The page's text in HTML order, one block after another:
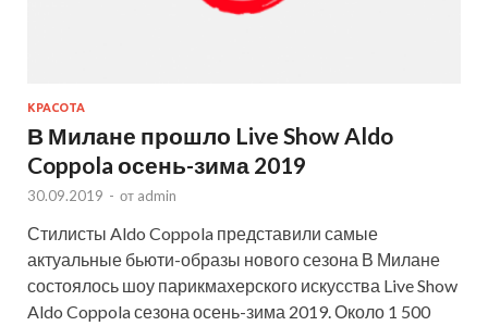
КРАСОТА
В Милане прошло Live Show Aldo
Coppola осень-зима 2019
30.09.2019 - от admin
Стилисты Aldo Coppola представили самые
актуальные бьюти-образы нового сезона В Милане
состоялось шоу парикмахерского искусства Live Show
Aldo Coppola сезона осень-зима 2019. Около 1 500